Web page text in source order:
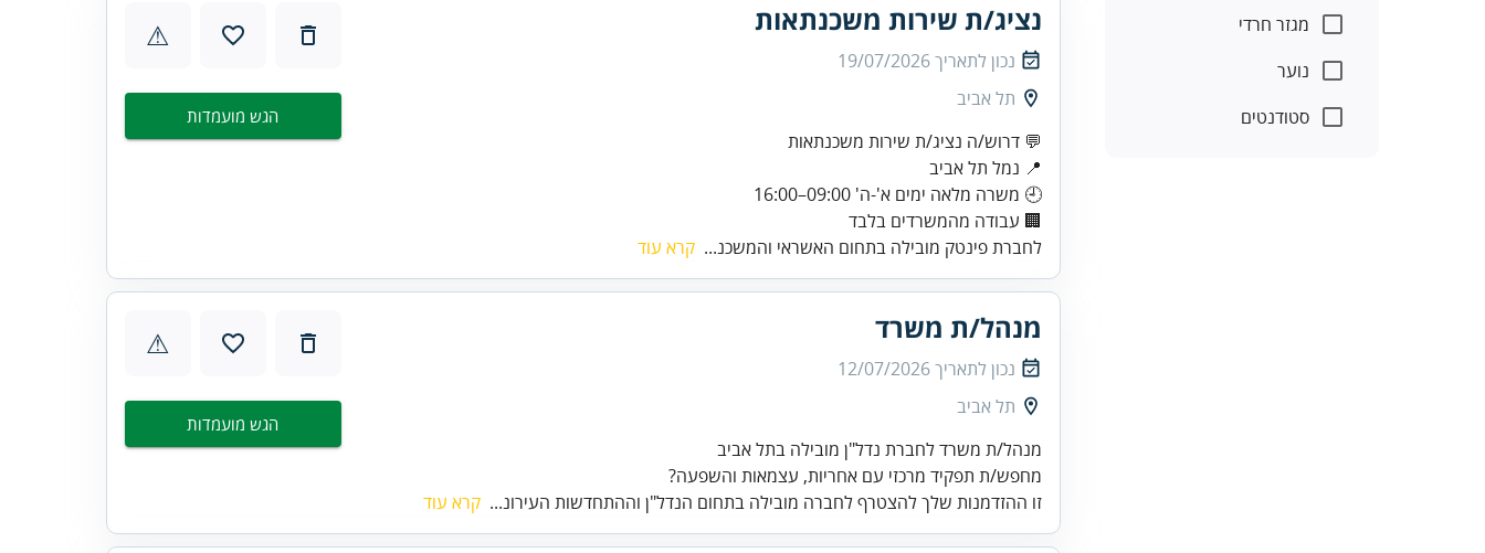
מגזר חרדי
נוער
סטודנטים
נציג/ת שירות משכנתאות
נכון לתאריך19/07/2026
תל אביב
💬 דרוש/ה נציג/ת שירות משכנתאות
📍 נמל תל אביב
🕘 משרה מלאה ימים א'-ה' 09:00–16:00
🏢 עבודה מהמשרדים בלבד
לחברת פינטק מובילה בתחום האשראי והמשכנ... קרא עוד
⚠
הגש מועמדות
מנהל/ת משרד
נכון לתאריך12/07/2026
תל אביב
מחפש/ת תפקיד מרכזי עם אחריות, עצמאות והשפעה?
זו ההזדמנות שלך להצטרף לחברה מובילה בתחום הנדל"ן וההתחדשות העירונ... קרא עוד
⚠
הגש מועמדות